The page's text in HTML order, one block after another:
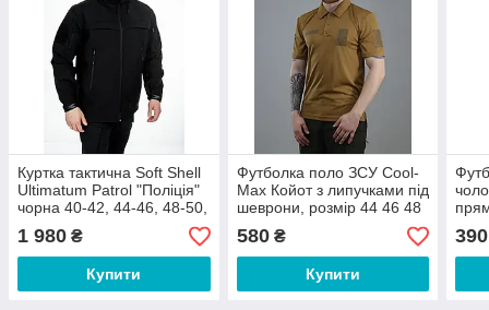
Куртка тактична Soft Shell
Ultimatum Patrol "Поліція"
чорна 40-42, 44-46, 48-50,
52-54, 56-58, 60-62
1 980 ₴
Купити
Футболка поло ЗСУ Cool-
Max Койот з липучками під
шеврони, розмір 44 46 48
50 52 54 56 58 60 62
580₴
Купити
52
390